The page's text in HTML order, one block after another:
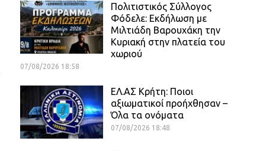
Πολιτιστικός Σύλλογος
Φόδελε: Εκδήλωση με
Μιλτιάδη Βαρουχάκη την
Κυριακή στην πλατεία του
χωριού
07/08/2026 18:58
ΕΛ.ΑΣ Κρήτη: Ποιοι
αξιωματικοί προήχθησαν –
Όλα τα ονόματα
07/08/2026 18:48